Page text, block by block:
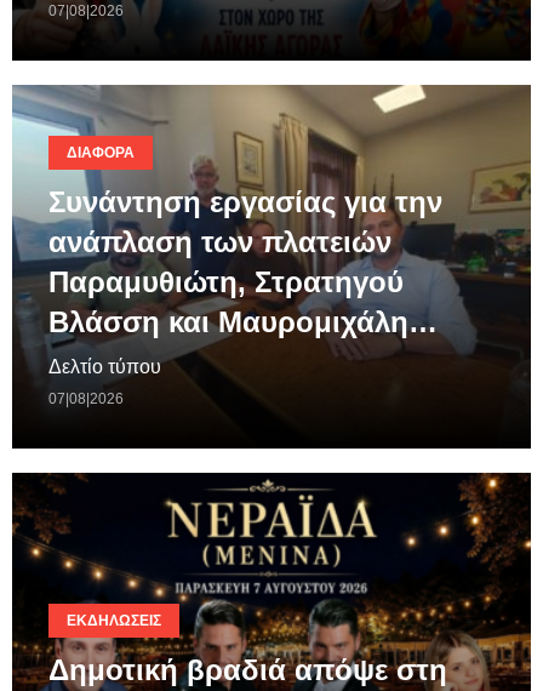
07|08|2026
ΔΙΆΦΟΡΑ
Συνάντηση εργασίας για την
ανάπλαση των πλατειών
Παραμυθιώτη, Στρατηγού
Βλάσση και Μαυρομιχάλη…
Δελτίο τύπου
07|08|2026
ΕΚΔΗΛΏΣΕΙΣ
Δημοτική βραδιά απόψε στη